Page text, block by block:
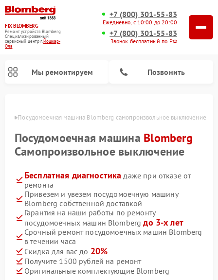
FIX-BLOMBERG
Ремонт устройств Blomberg
Специализированный
cервисный центр г.Йошкар-
Ола
+7 (800) 301-55-83
Ежедневно, с 10:00 до 20:00
+7 (800) 301-55-83
Звонок бесплатный по РФ
Мы ремонтируем Позвонить
Оле Посудомоечная машина Blomberg самопроизвольное выключение
Посудомоечная машина Blomberg
Самопроизвольное выключение
Бесплатная диагностика даже при отказе от
ремонта
Привезем и увезем посудомоечную машину
Blomberg собственной доставкой
Гарантия на наши работы по ремонту
посудомоечных машин Blombergдо 3-х лет
Срочный ремонт посудомоечных машин Blomberg
в течении часа
Скидка для вас до 20%
Получите 1500 рублей на ремонт
Оригинальные комплектующие Blomberg